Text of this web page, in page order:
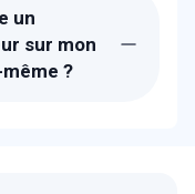
il peut
ou
un
sur mon
?